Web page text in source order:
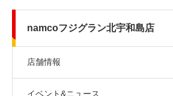
namcoフジグラン北宇和島店
店舗情報
イベント&ニュース